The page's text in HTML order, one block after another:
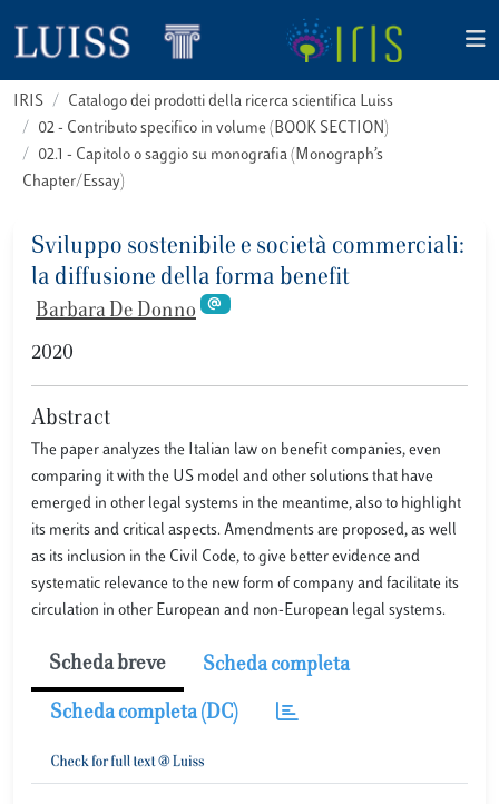
IRIS
Catalogo dei prodotti della ricerca scientifica Luiss
02 - Contributo specifico in volume (BOOK SECTION)
02.1 - Capitolo o saggio su monografia (Monograph’s
Chapter/Essay)
Sviluppo sostenibile e società commerciali:
la diffusione della forma benefit
Barbara De Donno
2020
Abstract
The paper analyzes the Italian law on benefit companies, even
comparing it with the US model and other solutions that have
emerged in other legal systems in the meantime, also to highlight
its merits and critical aspects. Amendments are proposed, as well
as its inclusion in the Civil Code, to give better evidence and
systematic relevance to the new form of company and facilitate its
circulation in other European and non-European legal systems.
Scheda breve Scheda completa
Scheda completa (DC)